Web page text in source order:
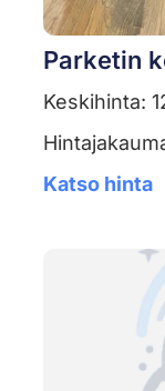
Parketin
Keskihinta:
Katso hinta